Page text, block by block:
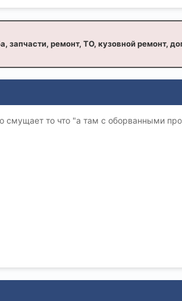
запчасти, ремонт, ТО, кузовной ремонт,
смущает то что "а там с оборванными